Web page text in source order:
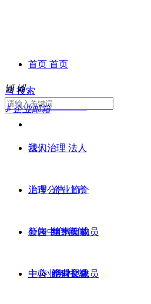
首页 首页
关于我们
我们
企业简介
组织架构
企业文化
法人治理 法人
治理
董事会成员
经营层成员
上市公告 上市
公告
临时公告
新闻中心 新闻
中心
主营业务 主营
끠 搜索
ꂘ 企业邮箱
넳 넲